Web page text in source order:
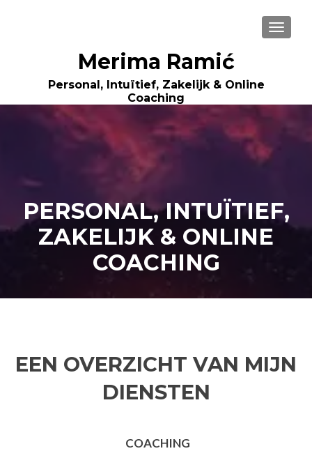
Merima Ramić
Personal, Intuïtief, Zakelijk & Online
Coaching
PERSONAL, INTUÏTIEF,
ZAKELIJK & ONLINE
COACHING
EEN OVERZICHT VAN MIJN
DIENSTEN
COACHING